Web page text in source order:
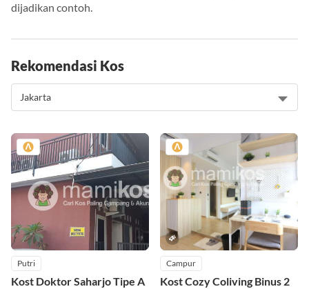
dijadikan contoh.
Rekomendasi Kos
Putri
Kost Doktor Saharjo Tipe A
Campur
Kost Cozy Coliving Binus 2